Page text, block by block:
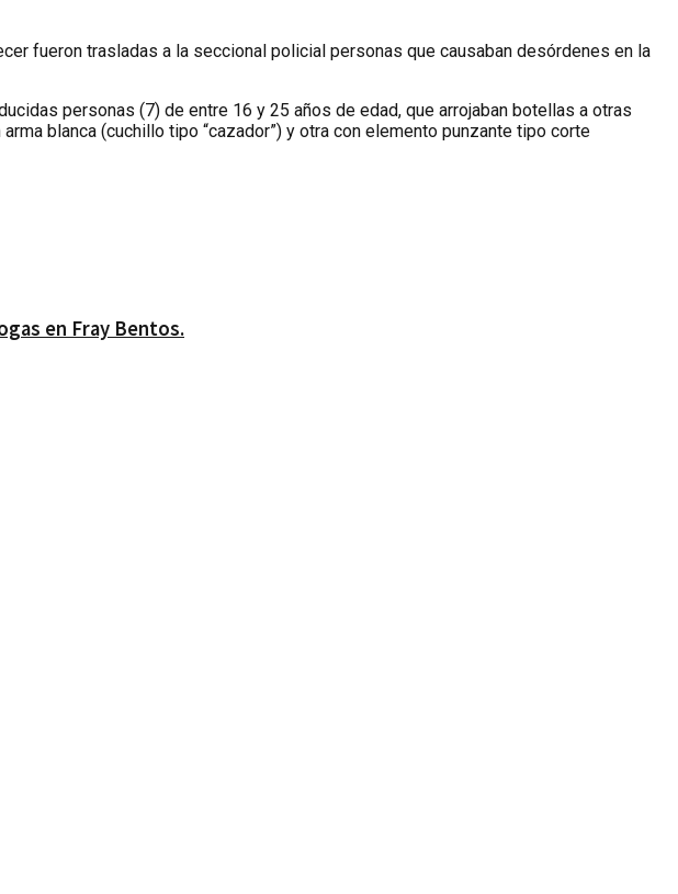
fueron trasladas a la seccional policial personas que causaban desórdenes en la
personas (7) de entre 16 y 25 años de edad, que arrojaban botellas a otras
blanca (cuchillo tipo “cazador”) y otra con elemento punzante tipo corte
en Fray Bentos.